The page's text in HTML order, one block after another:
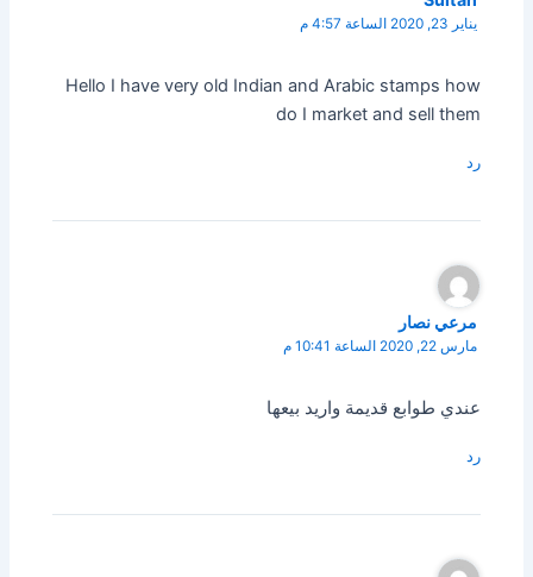
يناير 23, 2020 الساعة 4:57 م
Hello I have very old Indian and Arabic stamps how
do I market and sell them
رد
مرعي نصار
مارس 22, 2020 الساعة 10:41 م
عندي طوابع قديمة واريد بيعها
رد